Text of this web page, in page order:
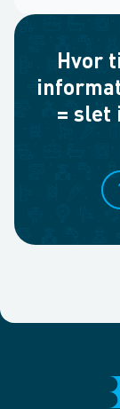
Hvor
= slet
1